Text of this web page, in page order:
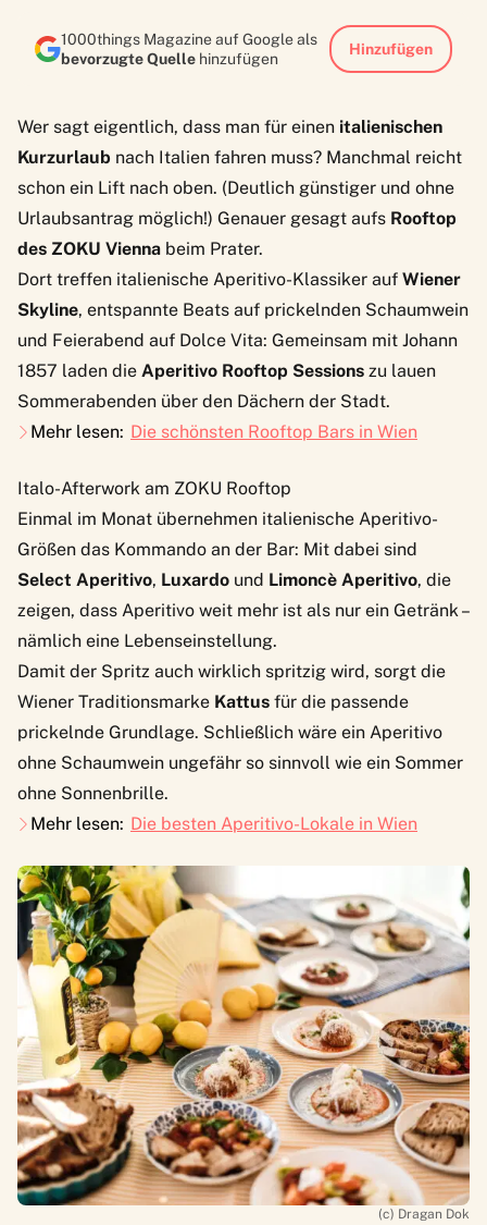
1000things Magazine auf Google als
bevorzugte Quelle hinzufügen
Hinzufügen
Wer sagt eigentlich, dass man für einen italienischen
Kurzurlaub nach Italien fahren muss? Manchmal reicht
schon ein Lift nach oben. (Deutlich günstiger und ohne
Urlaubsantrag möglich!) Genauer gesagt aufs Rooftop
des ZOKU Vienna beim Prater.
Dort treffen italienische Aperitivo-Klassiker auf Wiener
Skyline, entspannte Beats auf prickelnden Schaumwein
und Feierabend auf Dolce Vita: Gemeinsam mit Johann
1857 laden die Aperitivo Rooftop Sessions zu lauen
Sommerabenden über den Dächern der Stadt.
Mehr lesen: Die schönsten Rooftop Bars in Wien
Italo-Afterwork am ZOKU Rooftop
Einmal im Monat übernehmen italienische Aperitivo-
Größen das Kommando an der Bar: Mit dabei sind
Select Aperitivo, Luxardo und Limoncè Aperitivo, die
zeigen, dass Aperitivo weit mehr ist als nur ein Getränk –
nämlich eine Lebenseinstellung.
Damit der Spritz auch wirklich spritzig wird, sorgt die
Wiener Traditionsmarke Kattus für die passende
prickelnde Grundlage. Schließlich wäre ein Aperitivo
ohne Schaumwein ungefähr so sinnvoll wie ein Sommer
ohne Sonnenbrille.
Mehr lesen: Die besten Aperitivo-Lokale in Wien
(c) Dragan Dok